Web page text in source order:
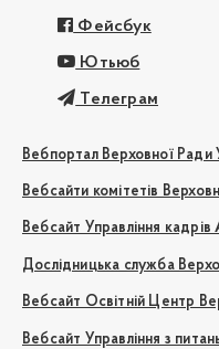
Фейсбук
Ютьюб
Телеграм
Вебпортал Верховної Ради
Вебсайти комітетів
Вебсайт Управління
Дослідницька служба
Вебсайт Освітній Центр
Вебсайт Управління з